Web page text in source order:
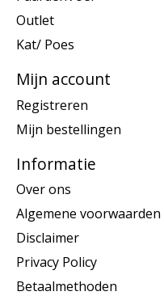
Outlet
Kat/ Poes
Mijn account
Registreren
Mijn bestellingen
Informatie
Over ons
Algemene voorwaarden
Disclaimer
Privacy Policy
Betaalmethoden